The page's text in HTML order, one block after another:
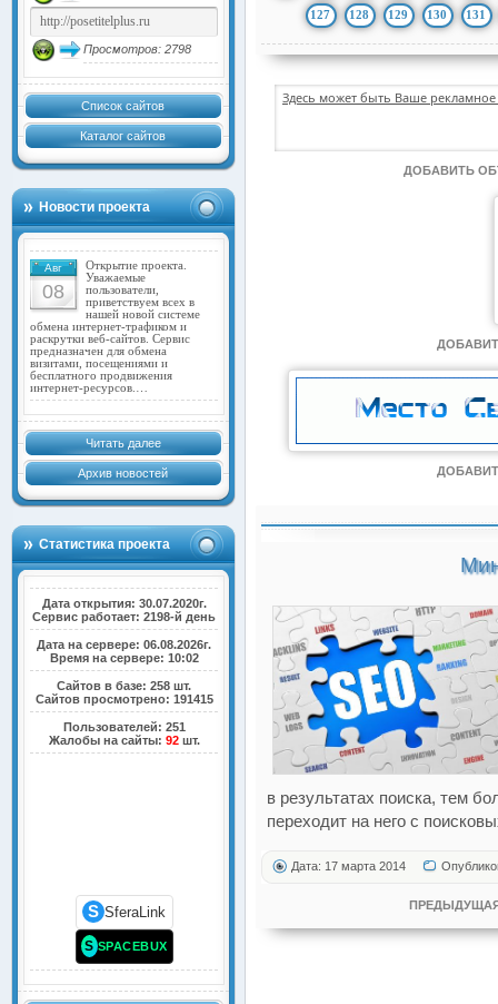
Просмотров: 2798
Список сайтов
Каталог сайтов
Новости проекта
Авг
08
Открытие проекта.
Уважаемые
пользователи,
приветствуем всех в
нашей новой системе
обмена интернет-трафиком и
раскрутки веб-сайтов. Сервис
предназначен для обмена
визитами, посещениями и
бесплатного продвижения
интернет-ресурсов.…
Читать далее
Архив новостей
Статистика проекта
Дата открытия: 30.07.2020г.
Сервис работает: 2198-й день
Дата на сервере: 06.08.2026г.
Время на сервере: 10:02
Сайтов в базе: 258 шт.
Сайтов просмотрено: 191415
Пользователей: 251
Жалобы на сайты: 92шт.
S SferaLink
S SPACEBUX
127 128 129 130 131
Здесь может быть Ваше
ДОБАВИТЬ
в результатах поиска, тем
переходит на него с
Дата: 17 марта 2014